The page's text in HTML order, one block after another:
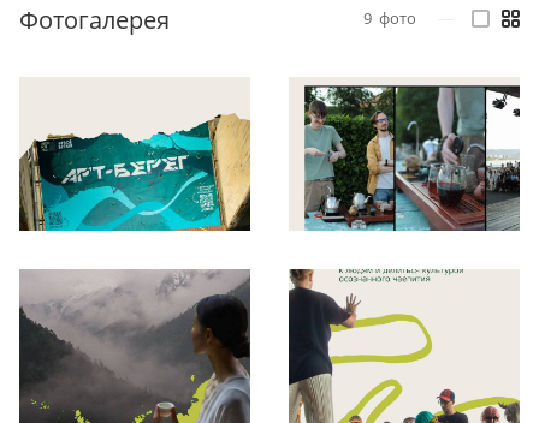
Фотогалерея 9 фото